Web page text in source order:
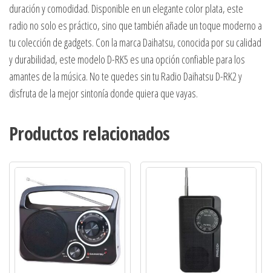
duración y comodidad. Disponible en un elegante color plata, este
radio no solo es práctico, sino que también añade un toque moderno a
tu colección de gadgets. Con la marca Daihatsu, conocida por su calidad
y durabilidad, este modelo D-RK5 es una opción confiable para los
amantes de la música. No te quedes sin tu Radio Daihatsu D-RK2 y
disfruta de la mejor sintonía donde quiera que vayas.
Productos relacionados